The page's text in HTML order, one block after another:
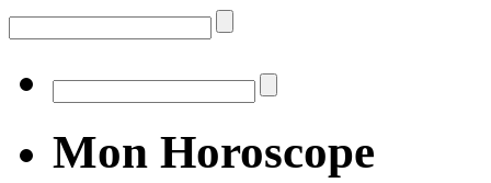
Mon Horoscope